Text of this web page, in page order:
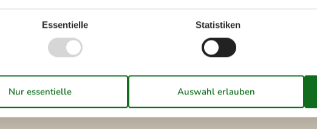
Kurzurlaub möglich Nein
Entfernung Wasser
Ja
Barrierefrei
Wasserblick Ja
Klimaanlage Ja
Geschirrspüler
Nichtraucher
Essentielle Statistiken